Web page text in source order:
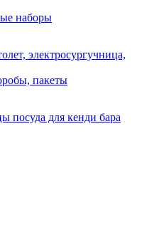
наборы
электросургучница,
пакеты
посуда для кенди бара